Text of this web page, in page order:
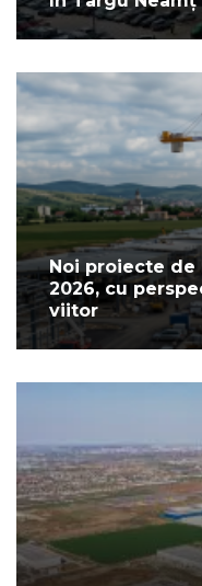
Noi proiecte de
2026, cu
viitor